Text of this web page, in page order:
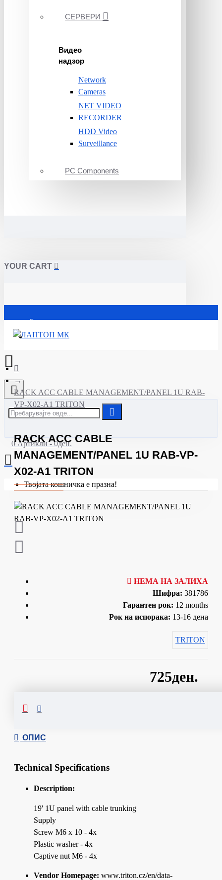
СЕРВЕРИ
Видео
надзор
Network
Cameras
NET VIDEO
RECORDER
HDD Video
Surveillance
PC Components
YOUR CART
Почетна
0 Артикли - 0ден.
Твојата кошничка е празна!
RACK ACC CABLE MANAGEMENT/PANEL 1U RAB-
VP-X02-A1 TRITON
RACK ACC CABLE
MANAGEMENT/PANEL 1U RAB-VP-
X02-A1 TRITON
725ден.
НЕМА НА ЗАЛИХА
Шифра: 381786
Гарантен рок: 12 months
Рок на испорака: 13-16 дена
TRITON
ОПИС
Technical Specifications
Description:
19' 1U panel with cable trunking
Supply
Screw M6 x 10 - 4x
Plastic washer - 4x
Captive nut M6 - 4x
Vendor Homepage: www.triton.cz/en/data-